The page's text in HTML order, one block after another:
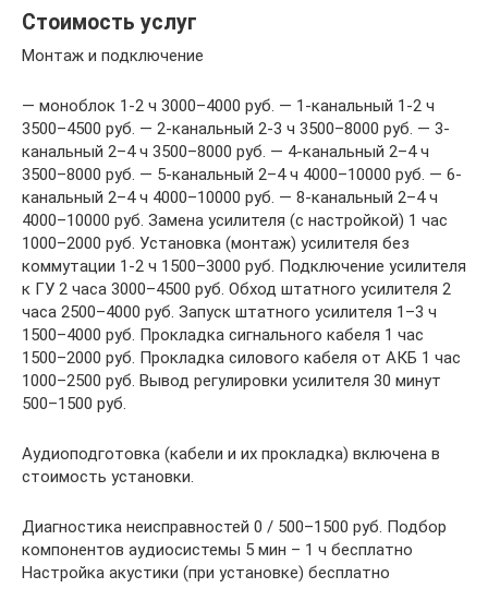
Стоимость услуг
Монтаж и подключение
— моноблок 1-2 ч 3000–4000 руб. — 1-канальный 1-2 ч
3500–4500 руб. — 2-канальный 2-3 ч 3500–8000 руб. — 3-
канальный 2–4 ч 3500–8000 руб. — 4-канальный 2–4 ч
3500–8000 руб. — 5-канальный 2–4 ч 4000–10000 руб. — 6-
канальный 2–4 ч 4000–10000 руб. — 8-канальный 2–4 ч
4000–10000 руб. Замена усилителя (с настройкой) 1 час
1000–2000 руб. Установка (монтаж) усилителя без
коммутации 1-2 ч 1500–3000 руб. Подключение усилителя
к ГУ 2 часа 3000–4500 руб. Обход штатного усилителя 2
часа 2500–4000 руб. Запуск штатного усилителя 1–3 ч
1500–4000 руб. Прокладка сигнального кабеля 1 час
1500–2000 руб. Прокладка силового кабеля от АКБ 1 час
1000–2500 руб. Вывод регулировки усилителя 30 минут
500–1500 руб.
Аудиоподготовка (кабели и их прокладка) включена в
стоимость установки.
Диагностика неисправностей 0 / 500–1500 руб. Подбор
компонентов аудиосистемы 5 мин – 1 ч бесплатно
Настройка акустики (при установке) бесплатно